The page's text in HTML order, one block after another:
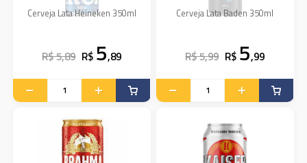
Cerveja Lata Heineken 350ml
R$ 5,89 R$ 5,89
Cerveja Lata Baden 350ml
R$ 5,99 R$ 5,99